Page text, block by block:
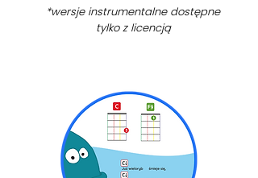
*wersje instrumentalne dostępne
tylko z licencją